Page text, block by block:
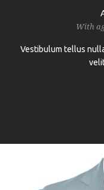
With
Vestibulum tellus